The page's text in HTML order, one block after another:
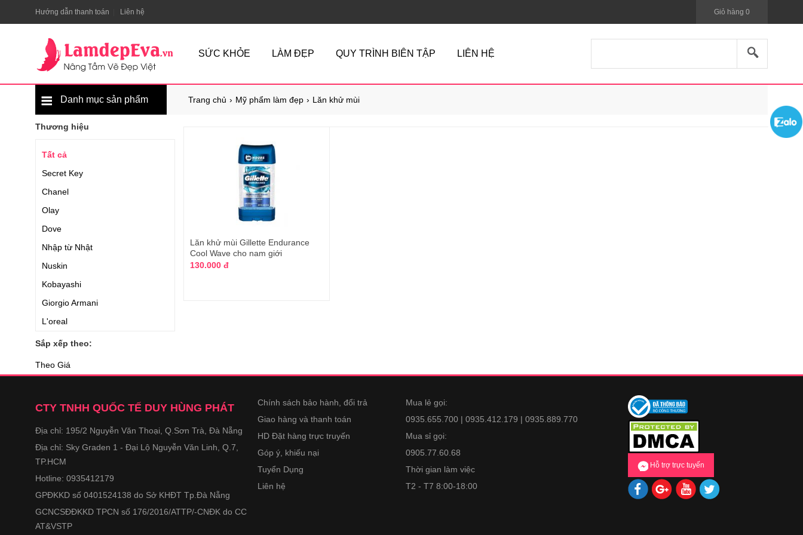
Hướng dẫn thanh toán Liên hệ Giỏ hàng 0
SỨC KHỎE LÀM ĐẸP QUY TRÌNH BIÊN TẬP LIÊN HỆ
Trang chủ Mỹ phẩm làm đẹp Lăn khử mùi
Danh mục sản phẩm
Thương hiệu
Tất cả
Secret Key
Chanel
Olay
Dove
Nhập từ Nhật
Nuskin
Kobayashi
Giorgio Armani
L'oreal
DHC
Versace
Perspirex
Degree
Secret
Himecoto
Sắp xếp theo:
Theo Giá
Lăn khử mùi Gillette Endurance
Cool Wave cho nam giới
130.000 đ
CTY TNHH QUỐC TẾ DUY HÙNG PHÁT
Địa chỉ: 195/2 Nguyễn Văn Thoại, Q.Sơn Trà, Đà Nẵng
Địa chỉ: Sky Graden 1 - Đại Lộ Nguyễn Văn Linh, Q.7,
TP.HCM
Hotline: 0935412179
GPĐKKD số 0401524138 do Sở KHĐT Tp.Đà Nẵng
GCNCSĐĐKKD TPCN số 176/2016/ATTP/-CNĐK do CC
AT&VSTP
Chính sách bảo hành, đổi trả
Giao hàng và thanh toán
HD Đặt hàng trực truyến
Góp ý, khiếu nại
Tuyển Dụng
Liên hệ
Mua lẻ gọi:
0935.655.700 | 0935.412.179 | 0935.889.770
Mua sỉ gọi:
0905.77.60.68
Thời gian làm việc
T2 - T7 8:00-18:00
Hỗ trợ trực tuyến